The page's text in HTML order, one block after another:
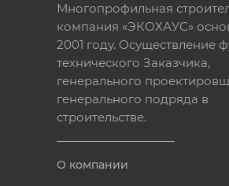
Многопрофильная
компания «ЭКОХАУС»
2001 году. Осуществление
технического Заказчика,
генерального
генерального подряда в
строительстве.
О компании